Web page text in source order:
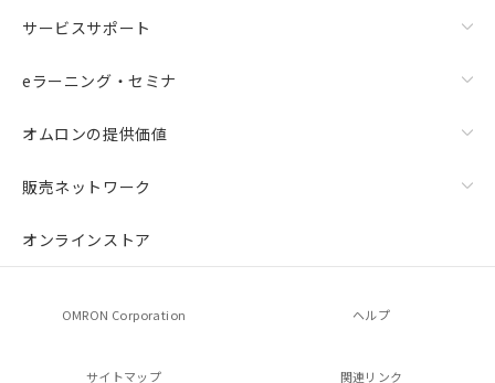
サービスサポート
eラーニング・セミナ
オムロンの提供価値
販売ネットワーク
オンラインストア
OMRON Corporation ヘルプ
サイトマップ 関連リンク